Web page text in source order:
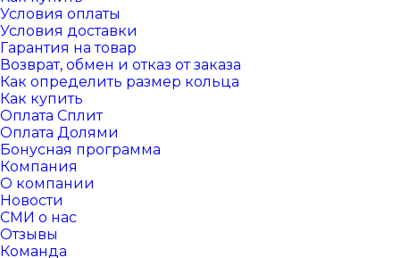
Условия оплаты
Условия доставки
Гарантия на товар
Возврат, обмен и отказ от заказа
Как определить размер кольца
Как купить
Оплата Сплит
Оплата Долями
Бонусная программа
Компания
О компании
Новости
СМИ о нас
Отзывы
Команда